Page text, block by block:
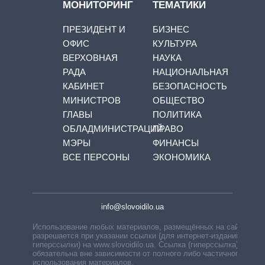
МОНИТОРИНГ
ПРЕЗИДЕНТ И
ОФИС
ВЕРХОВНАЯ
РАДА
КАБИНЕТ
МИНИСТРОВ
ГЛАВЫ
ОБЛАДМИНИСТРАЦИЙ
МЭРЫ
ВСЕ ПЕРСОНЫ
ТЕМАТИКИ
БИЗНЕС
КУЛЬТУРА
НАУКА
НАЦИОНАЛЬНАЯ
БЕЗОПАСНОСТЬ
ОБЩЕСТВО
ПОЛИТИКА
ПРАВО
ФИНАНСЫ
ЭКОНОМИКА
info@slovoidilo.ua
Использование любых материалов, размещённых на сайте,
разрешается при указании ссылки (для интернет-изданий —
гиперссылки) на www.slovoidilo.ua. Ссылка (гиперссылка)
обязательна вне зависимости от полного либо частичного
использования материалов.